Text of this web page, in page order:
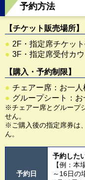
予約方法
【チケット販売場所】
● 2F・指定席チケッ
● 3F・指定席受付カ
【購入・予約制限】
● チェアー席：お一
● グループシート：
※チェアー席とグループ
せん。
※ご購入後の指定席券は
ん。
予約日
予約した
【例：本
～16日の